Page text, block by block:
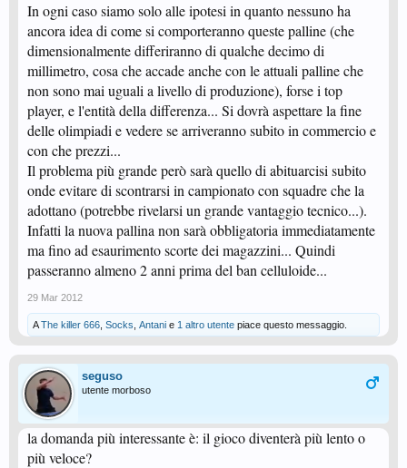
In ogni caso siamo solo alle ipotesi in quanto nessuno ha
ancora idea di come si comporteranno queste palline (che
dimensionalmente differiranno di qualche decimo di
millimetro, cosa che accade anche con le attuali palline che
non sono mai uguali a livello di produzione), forse i top
player, e l'entità della differenza... Si dovrà aspettare la fine
delle olimpiadi e vedere se arriveranno subito in commercio e
con che prezzi...
Il problema più grande però sarà quello di abituarcisi subito
onde evitare di scontrarsi in campionato con squadre che la
adottano (potrebbe rivelarsi un grande vantaggio tecnico...).
Infatti la nuova pallina non sarà obbligatoria immediatamente
ma fino ad esaurimento scorte dei magazzini... Quindi
passeranno almeno 2 anni prima del ban celluloide...
29 Mar 2012
AThe killer 666 Socks Antani e 1 altro utente piace questo messaggio.
seguso
utente morboso
la domanda più interessante è: il gioco diventerà più lento o
più veloce?